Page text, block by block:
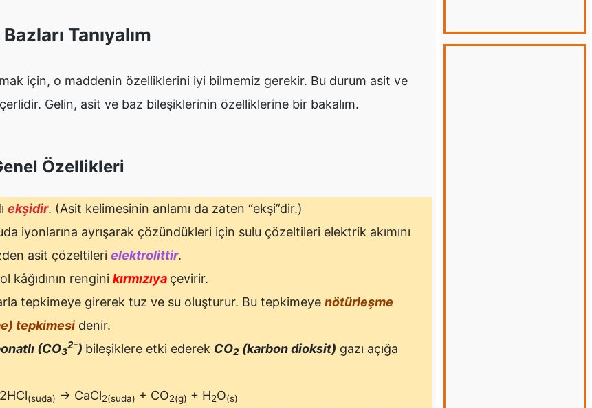
Tanıyalım
için, o maddenin özelliklerini iyi bilmemiz gerekir. Bu durum asit ve
Gelin, asit ve baz bileşiklerinin özelliklerine bir bakalım.
Özellikleri
ekşidir. (Asit kelimesinin anlamı da zaten “ekşi”dir.)
iyonlarına ayrışarak çözündükleri için sulu çözeltileri elektrik akımını
asit çözeltileri elektrolittir.
kâğıdının rengini kırmızıya çevirir.
tepkimeye girerek tuz ve su oluşturur. Bu tepkimeye nötürleşme
tepkimesi denir.
(CO3
2-) bileşiklere etki ederek CO2 (karbon dioksit) gazı açığa
(suda) → CaCl2(suda) + CO2(g) + H2O(s)